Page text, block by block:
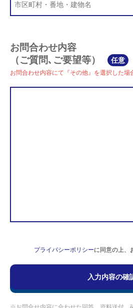
お問合わせ内容
（ご質問､ご要望等）
任意
お問合わせ内容にて『その他』を選択した場
プライバシーポリシーに同意の上、